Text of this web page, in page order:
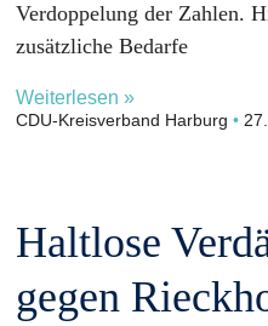
Verdoppelung der Zahlen.
zusätzliche Bedarfe
Weiterlesen »
CDU-Kreisverband Harburg
Haltlose
gegen